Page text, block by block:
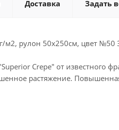
Доставка Задать
м2, рулон 50х250см, цвет
Crepe" от
растяжение.